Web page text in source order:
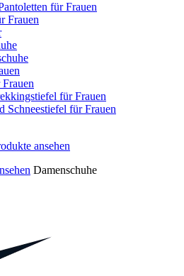
für Frauen
Frauen
für Frauen
Schneestiefel für Frauen
Damenschuhe